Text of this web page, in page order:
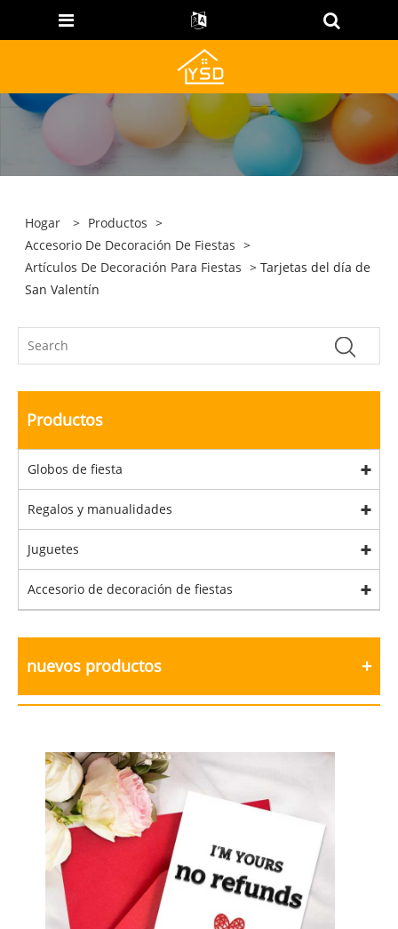
Hogar > Productos >
Accesorio De Decoración De Fiestas >
Artículos De Decoración Para Fiestas > Tarjetas del día de
San Valentín
Productos
Globos de fiesta
Regalos y manualidades
Juguetes
Accesorio de decoración de fiestas
nuevos productos